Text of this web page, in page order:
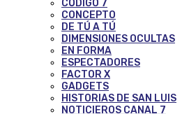
CÓDIGO 7
CONCEPTO
DE TÚ A TÚ
DIMENSIONES OCULTAS
EN FORMA
ESPECTADORES
FACTOR X
GADGETS
HISTORIAS DE SAN LUIS
NOTICIEROS CANAL 7